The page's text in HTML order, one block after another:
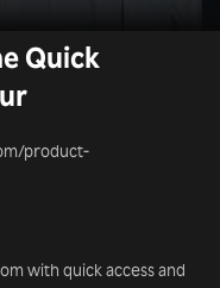
Quick
product-
with quick access and